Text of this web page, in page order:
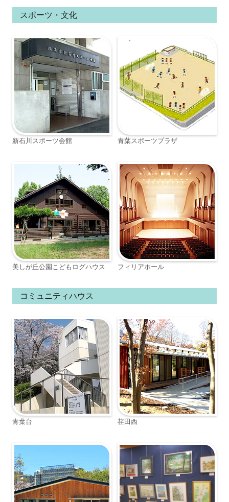
スポーツ・文化
新石川スポーツ会館 青葉スポーツプラザ
美しが丘公園こどもログハウス フィリアホール
コミュニティハウス
青葉台 荏田西